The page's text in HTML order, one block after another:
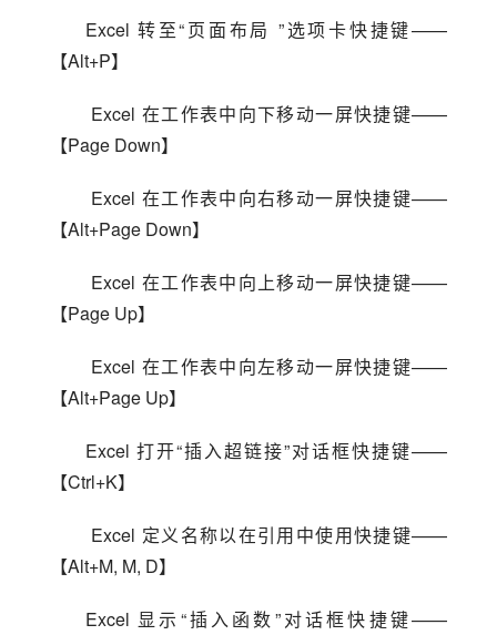
Excel 转至“页面布局 ”选项卡快捷键——
【Alt+P】
【Page Down】
【Alt+Page Down】
【Page Up】
【Alt+Page Up】
Excel 打开“插入超链接”对话框快捷键——
【Ctrl+K】
【Alt+M, M, D】
Excel 显示“插入函数”对话框快捷键——